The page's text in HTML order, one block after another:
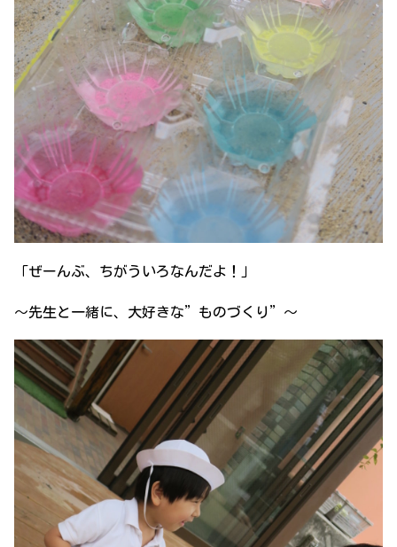
「ぜーんぶ、ちがういろなんだよ！」
～先生と一緒に、大好きな”ものづくり”～